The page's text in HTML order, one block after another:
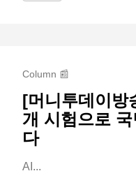
Column 📰
[머니투데이방
개 시험으로
다
AI...